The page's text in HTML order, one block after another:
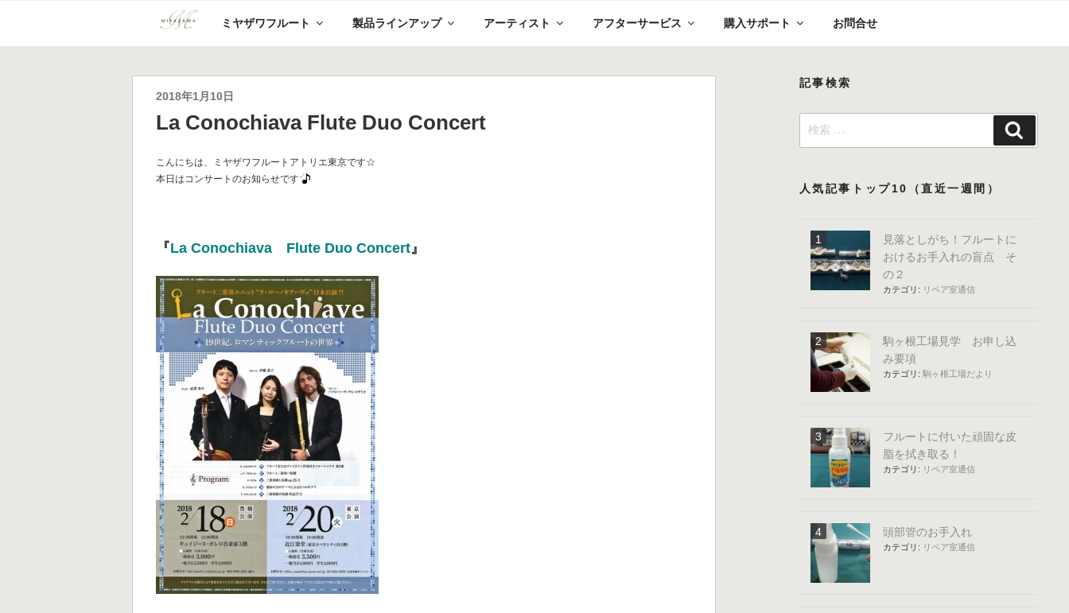
ミヤザワフルート 製品ラインアップ アーティスト アフターサービス 購入サポート お問合せ
投
稿
日:
2018年1月10日
La Conochiava Flute Duo Concert
こんにちは、ミヤザワフルートアトリエ東京です☆
本日はコンサートのお知らせです
『La Conochiava Flute Duo Concert 』
記事検索
検
索:
索
人気記事トップ10（直近一週間）
見落としがち！フルートに
おけるお手入れの盲点 そ
の２
カテゴリ: リペア室通信
駒ヶ根工場見学 お申し込
み要項
カテゴリ: 駒ヶ根工場だより
フルートに付いた頑固な皮
脂を拭き取る！
カテゴリ: リペア室通信
頭部管のお手入れ
カテゴリ: リペア室通信